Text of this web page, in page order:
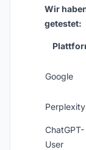
Wir
getestet:
Google
ChatGPT-
User